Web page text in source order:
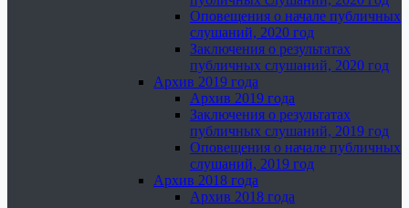
Оповещения о начале публичных
слушаний, 2020 год
Заключения о результатах
публичных слушаний, 2020 год
Архив 2019 года
Архив 2019 года
Заключения о результатах
публичных слушаний, 2019 год
Оповещения о начале публичных
слушаний, 2019 год
Архив 2018 года
Архив 2018 года